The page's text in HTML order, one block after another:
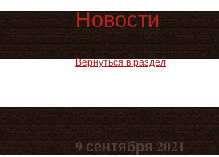
Новости
Вернуться в раздел
9 сентября 2021